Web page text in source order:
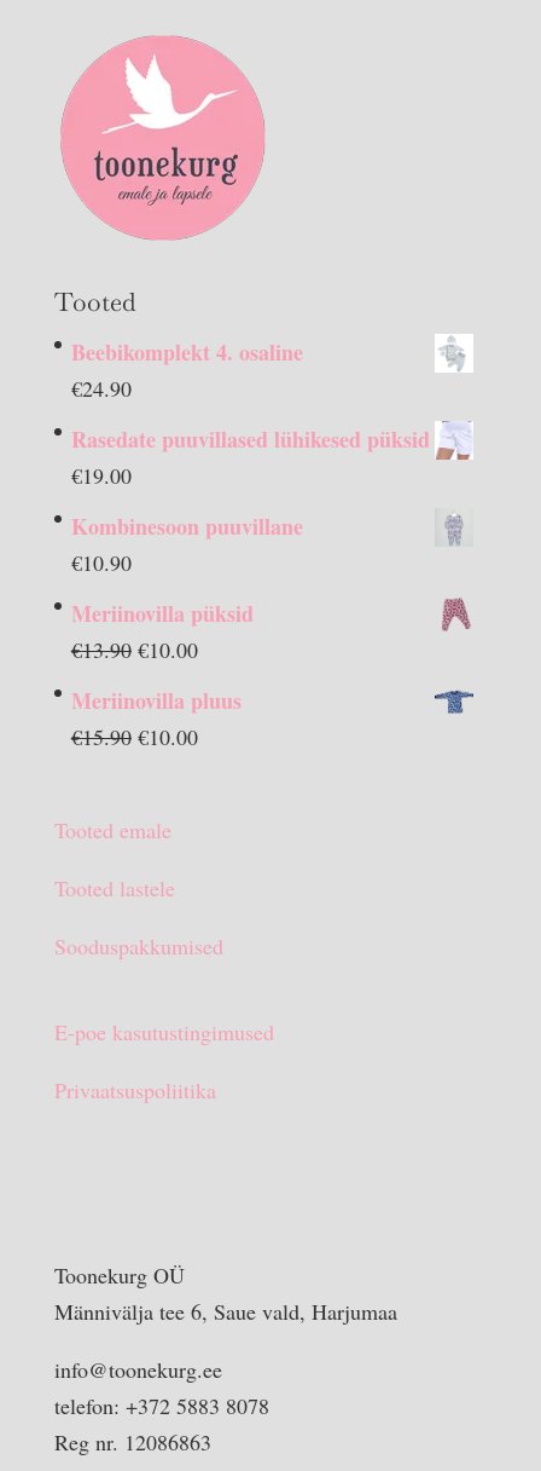
Tooted
Beebikomplekt 4. osaline
€24.90
Rasedate puuvillased lühikesed püksid
€19.00
Kombinesoon puuvillane
€10.90
Meriinovilla püksid
€13.90 Algne
€10.00Praegune
on:
Meriinovilla pluus
€15.90 Algne
€15.90.
€10.00Praegune
Tooted emale
Tooted lastele
Sooduspakkumised
E-poe kasutustingimused
Privaatsuspoliitika
Toonekurg OÜ
Männivälja tee 6, Saue vald, Harjumaa
info@toonekurg.ee
telefon: +372 5883 8078
Reg nr. 12086863